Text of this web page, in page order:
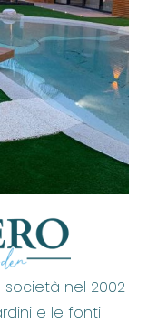
nel 2002
e le fonti